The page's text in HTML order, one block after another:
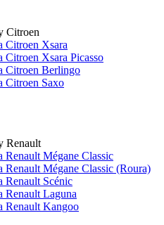
Citroen
Citroen Xsara
Citroen Xsara Picasso
Citroen Berlingo
Citroen Saxo
Renault
Renault Mégane Classic
Renault Mégane Classic (Roura)
Renault Scénic
Renault Laguna
Renault Kangoo